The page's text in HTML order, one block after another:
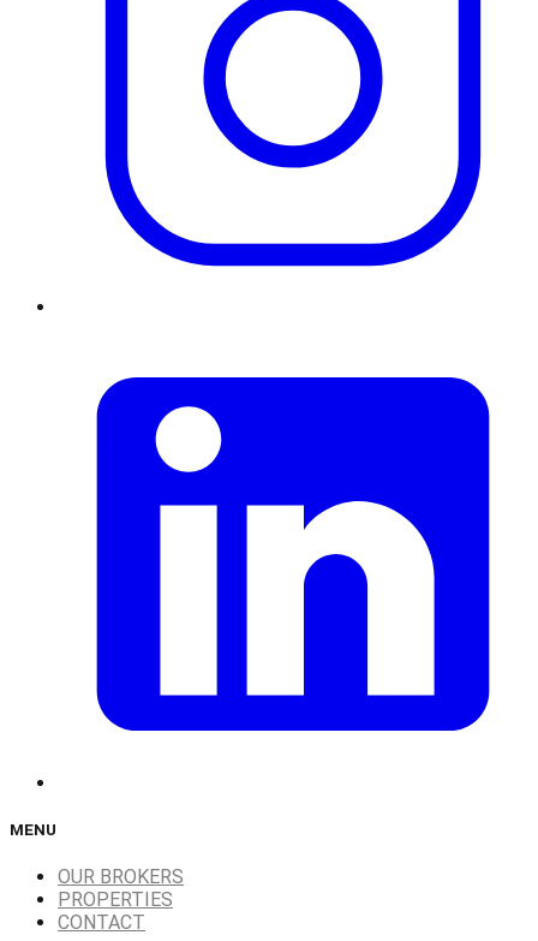
MENU
OUR BROKERS
PROPERTIES
CONTACT